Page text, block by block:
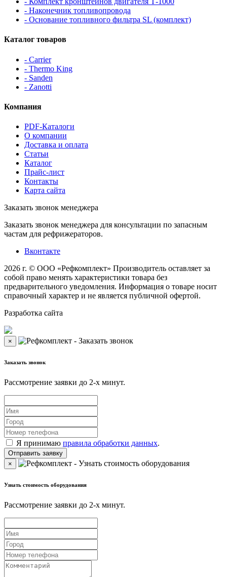
- Наконечник топливопровода
- Основание топливного фильтра SL (комплект)
Каталог товаров
- Carrier
- Thermo King
- Sanden
- Zanotti
Компания
PDF-Каталоги
О компании
Доставка и оплата
Статьи
Каталог
Прайс-лист
Контакты
Карта сайта
Заказать звонок менеджера
Заказать звонок менеджера для консультации по запасным
частам для рефрижераторов.
Вконтакте
2026 г. © ООО «Рефкомплект» Производитель оставляет за
собой право менять характеристики товара без
предварительного уведомления. Информация о товаре носит
справочный характер и не является публичной офертой.
Разработка сайта
×
Заказать звонок
Рассмотрение заявки до 2-x минут.
Я принимаю правила обработки данных.
×
Узнать стоимость оборудования
Рассмотрение заявки до 2-x минут.